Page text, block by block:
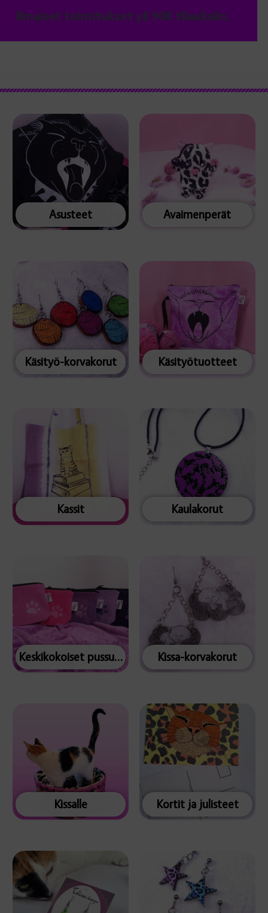
Ilmaiset toimitukset yli 90€ tilauksiin.
Asusteet Avaimenperät
Käsityö-korvakorut Käsityötuotteet
Kassit Kaulakorut
Keskikokoiset pussukat Kissa-korvakorut
Kissalle Kortit ja julisteet